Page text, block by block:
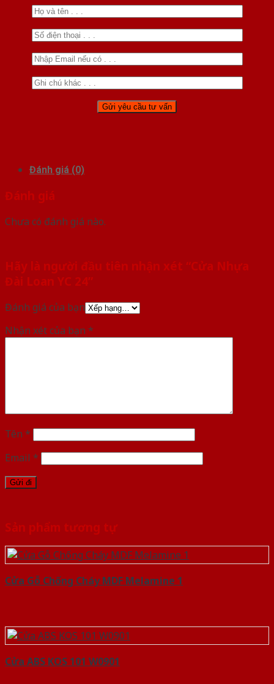
Đánh giá (0)
Đánh giá
Chưa có đánh giá nào.
Hãy là người đầu tiên nhận xét “Cửa Nhựa
Đài Loan YC 24”
Đánh giá của bạn
Nhận xét của bạn *
Tên *
Email *
Sản phẩm tương tự
Cửa Gỗ Chống Cháy MDF Melamine 1
Cửa ABS KOS 101 W0901